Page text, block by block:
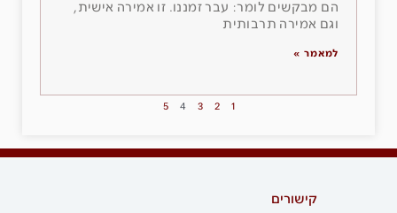
הם מבקשים לומר: עבר זמננו. זו אמירה אישית,
וגם אמירה תרבותית
למאמר »
1
2
3
4
5
קישורים